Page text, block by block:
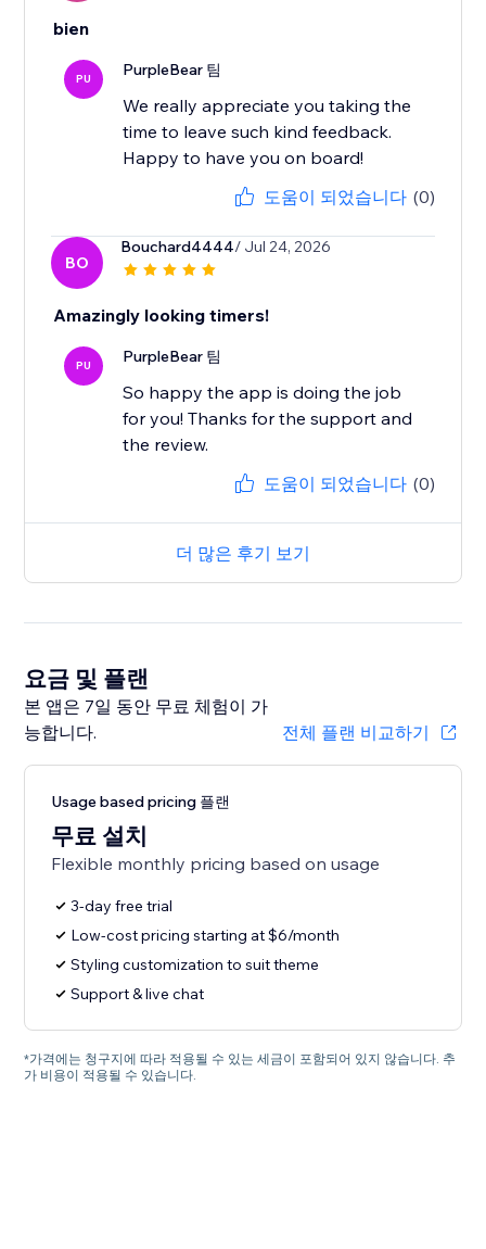
bien
PU PurpleBear 팀
We really appreciate you taking the
time to leave such kind feedback.
Happy to have you on board!
도움이 되었습니다 (0)
BO
Bouchard4444/ Jul 24, 2026
Amazingly looking timers!
PU PurpleBear 팀
So happy the app is doing the job
for you! Thanks for the support and
the review.
도움이 되었습니다 (0)
더 많은 후기 보기
요금 및 플랜
본 앱은 7일 동안 무료 체험이 가
능합니다.
전체 플랜 비교하기
Usage based pricing 플랜
무료 설치
Flexible monthly pricing based on usage
3-day free trial
Low-cost pricing starting at $6/month
Styling customization to suit theme
Support & live chat
*가격에는 청구지에 따라 적용될 수 있는 세금이 포함되어 있지 않습니다. 추
가 비용이 적용될 수 있습니다.